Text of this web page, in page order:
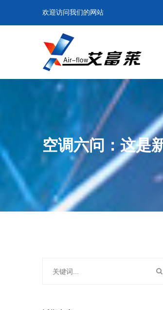
欢迎访问我们的网站
空调六问：这是